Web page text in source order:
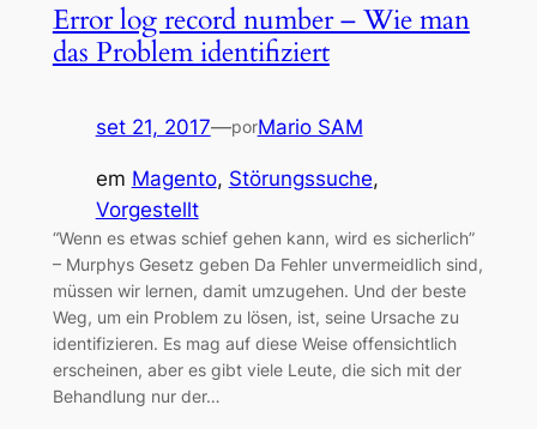
Error log record number – Wie man
das Problem identifiziert
set 21, 2017—porMario SAM
em Magento, Störungssuche
Vorgestellt
“Wenn es etwas schief gehen kann, wird es sicherlich”
– Murphys Gesetz geben Da Fehler unvermeidlich sind,
müssen wir lernen, damit umzugehen. Und der beste
Weg, um ein Problem zu lösen, ist, seine Ursache zu
identifizieren. Es mag auf diese Weise offensichtlich
erscheinen, aber es gibt viele Leute, die sich mit der
Behandlung nur der…